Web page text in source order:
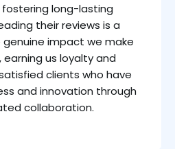
long-lasting
their reviews is a
impact we make
earning us loyalty and
clients who have
and innovation through
collaboration.